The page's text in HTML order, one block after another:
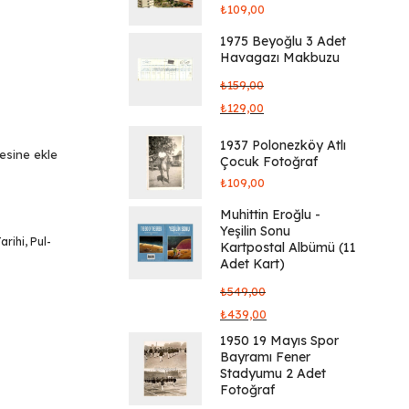
ekle
, Pul-
₺109,00
1975 Beyoğlu 3 Adet
Havagazı Makbuzu
₺159,00
₺129,00
1937 Polonezköy Atlı
Çocuk Fotoğraf
₺109,00
Muhittin Eroğlu -
Yeşilin Sonu
Kartpostal Albümü (11
Adet Kart)
₺549,00
₺439,00
1950 19 Mayıs Spor
Bayramı Fener
Stadyumu 2 Adet
Fotoğraf